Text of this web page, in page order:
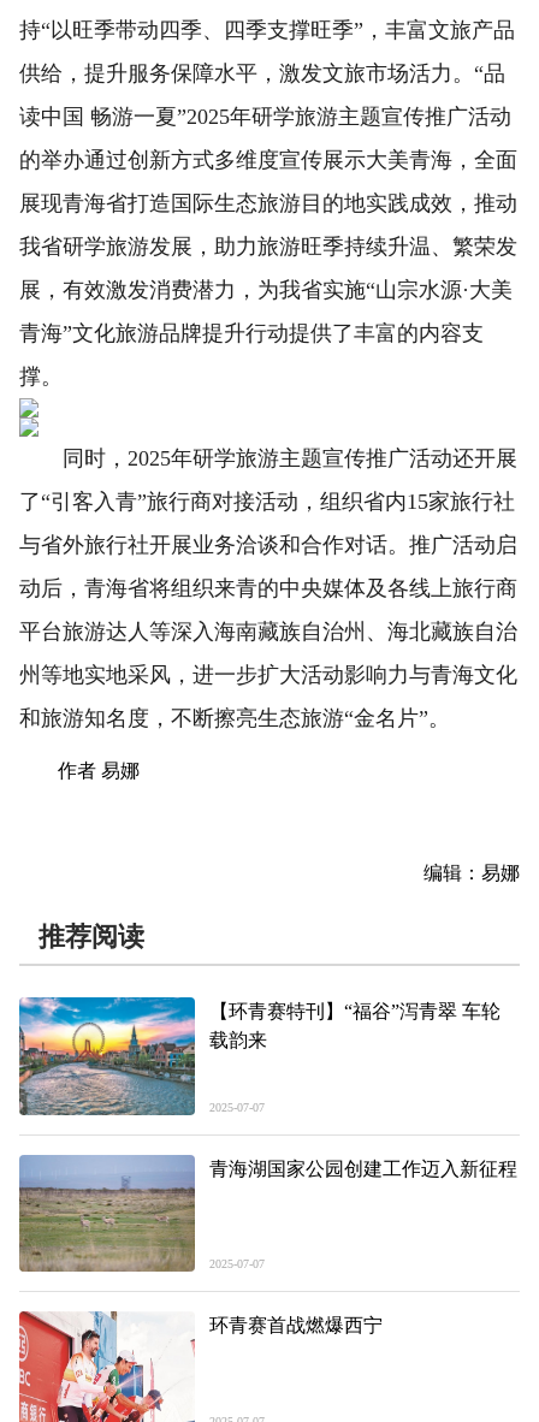
持“以旺季带动四季、四季支撑旺季”，丰富文旅产品
供给，提升服务保障水平，激发文旅市场活力。“品
读中国 畅游一夏”2025年研学旅游主题宣传推广活动
的举办通过创新方式多维度宣传展示大美青海，全面
展现青海省打造国际生态旅游目的地实践成效，推动
我省研学旅游发展，助力旅游旺季持续升温、繁荣发
展，有效激发消费潜力，为我省实施“山宗水源·大美
青海”文化旅游品牌提升行动提供了丰富的内容支
撑。
同时，2025年研学旅游主题宣传推广活动还开展
了“引客入青”旅行商对接活动，组织省内15家旅行社
与省外旅行社开展业务洽谈和合作对话。推广活动启
动后，青海省将组织来青的中央媒体及各线上旅行商
平台旅游达人等深入海南藏族自治州、海北藏族自治
州等地实地采风，进一步扩大活动影响力与青海文化
和旅游知名度，不断擦亮生态旅游“金名片”。
作者 易娜
编辑：易娜
推荐阅读
【环青赛特刊】“福谷”泻青翠 车轮
载韵来
2025-07-07
青海湖国家公园创建工作迈入新征程
2025-07-07
环青赛首战燃爆西宁